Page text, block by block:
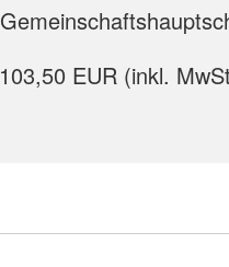
103,50 EUR (inkl.